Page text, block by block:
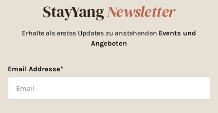
StayYangNewsletter
Erhalte als erstes Updates zu anstehenden Events und
Angeboten
Email Addresse*